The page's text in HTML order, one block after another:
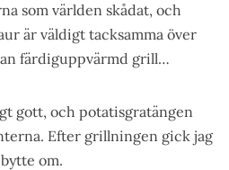
som världen skådat, och
är väldigt tacksamma över
färdiguppvärmd grill…
gott, och potatisgratängen
Efter grillningen gick jag
om.